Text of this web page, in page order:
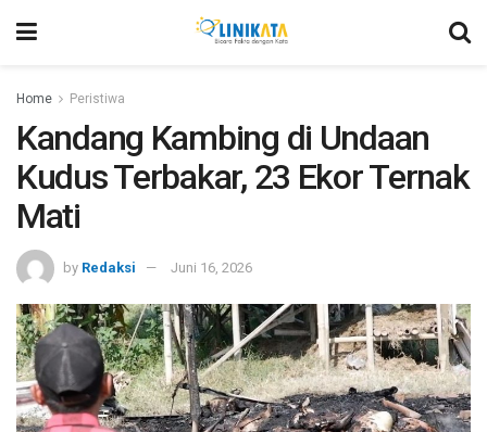
Home Peristiwa
Kandang Kambing di Undaan
Kudus Terbakar, 23 Ekor Ternak
Mati
by Redaksi Juni 16, 2026